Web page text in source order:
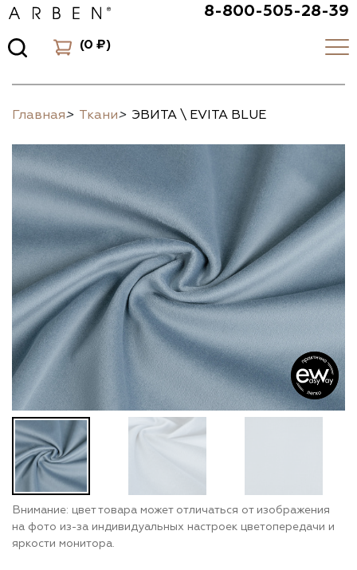
8-800-505-28-39
(0 ₽)
Главная> Ткани> ЭВИТА \ EVITA BLUE
Внимание: цвет товара может отличаться от изображения
на фото из-за индивидуальных настроек цветопередачи и
яркости монитора.